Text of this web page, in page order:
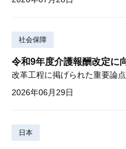
社会保障
令和9年度介護報酬改定に
改革工程に掲げられた重要論
2026年06月29日
日本